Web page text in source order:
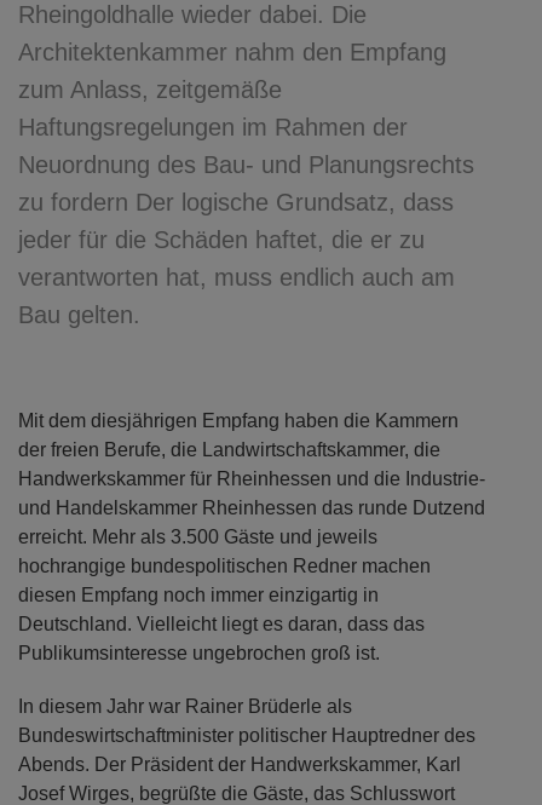
Rheingoldhalle wieder dabei. Die
Architektenkammer nahm den Empfang
zum Anlass, zeitgemäße
Haftungsregelungen im Rahmen der
Neuordnung des Bau- und Planungsrechts
zu fordern Der logische Grundsatz, dass
jeder für die Schäden haftet, die er zu
verantworten hat, muss endlich auch am
Bau gelten.
Mit dem diesjährigen Empfang haben die Kammern
der freien Berufe, die Landwirtschaftskammer, die
Handwerkskammer für Rheinhessen und die Industrie-
und Handelskammer Rheinhessen das runde Dutzend
erreicht. Mehr als 3.500 Gäste und jeweils
hochrangige bundespolitischen Redner machen
diesen Empfang noch immer einzigartig in
Deutschland. Vielleicht liegt es daran, dass das
Publikumsinteresse ungebrochen groß ist.
In diesem Jahr war Rainer Brüderle als
Bundeswirtschaftminister politischer Hauptredner des
Abends. Der Präsident der Handwerkskammer, Karl
Josef Wirges, begrüßte die Gäste, das Schlusswort